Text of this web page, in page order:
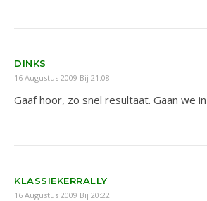
DINKS
16 Augustus 2009 Bij 21:08
Gaaf hoor, zo snel resultaat. Gaan we
KLASSIEKERRALLY
16 Augustus 2009 Bij 20:22